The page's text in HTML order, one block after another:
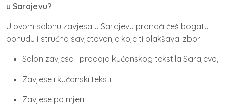
u Sarajevu?
U ovom salonu zavjesa u Sarajevu pronaći ćeš bogatu
ponudu i stručno savjetovanje koje ti olakšava izbor:
Salon zavjesa i prodaja kućanskog tekstila Sarajevo,
Zavjese i kućanski tekstil
Zavjese po mjeri